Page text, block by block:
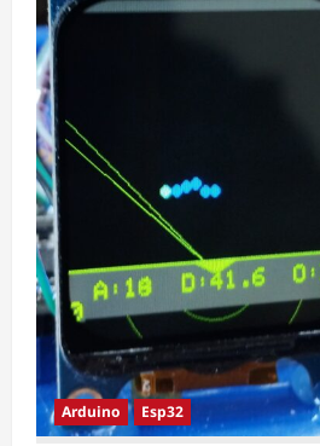
Arduino Esp32